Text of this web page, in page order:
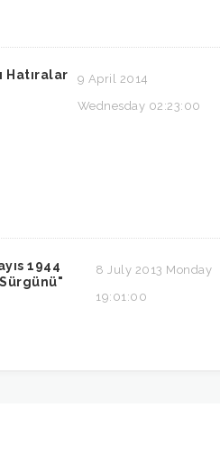
Hatıralar
9 April 2014
Wednesday 02:23:00
1944
Sürgünü"
8 July 2013 Monday
19:01:00